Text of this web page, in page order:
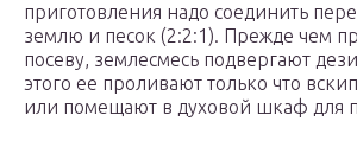
приготовления надо соединить
землю и песок (2:2:1). Прежде чем
посеву, землесмесь подвергают
этого ее проливают только что
или помещают в духовой шкаф для